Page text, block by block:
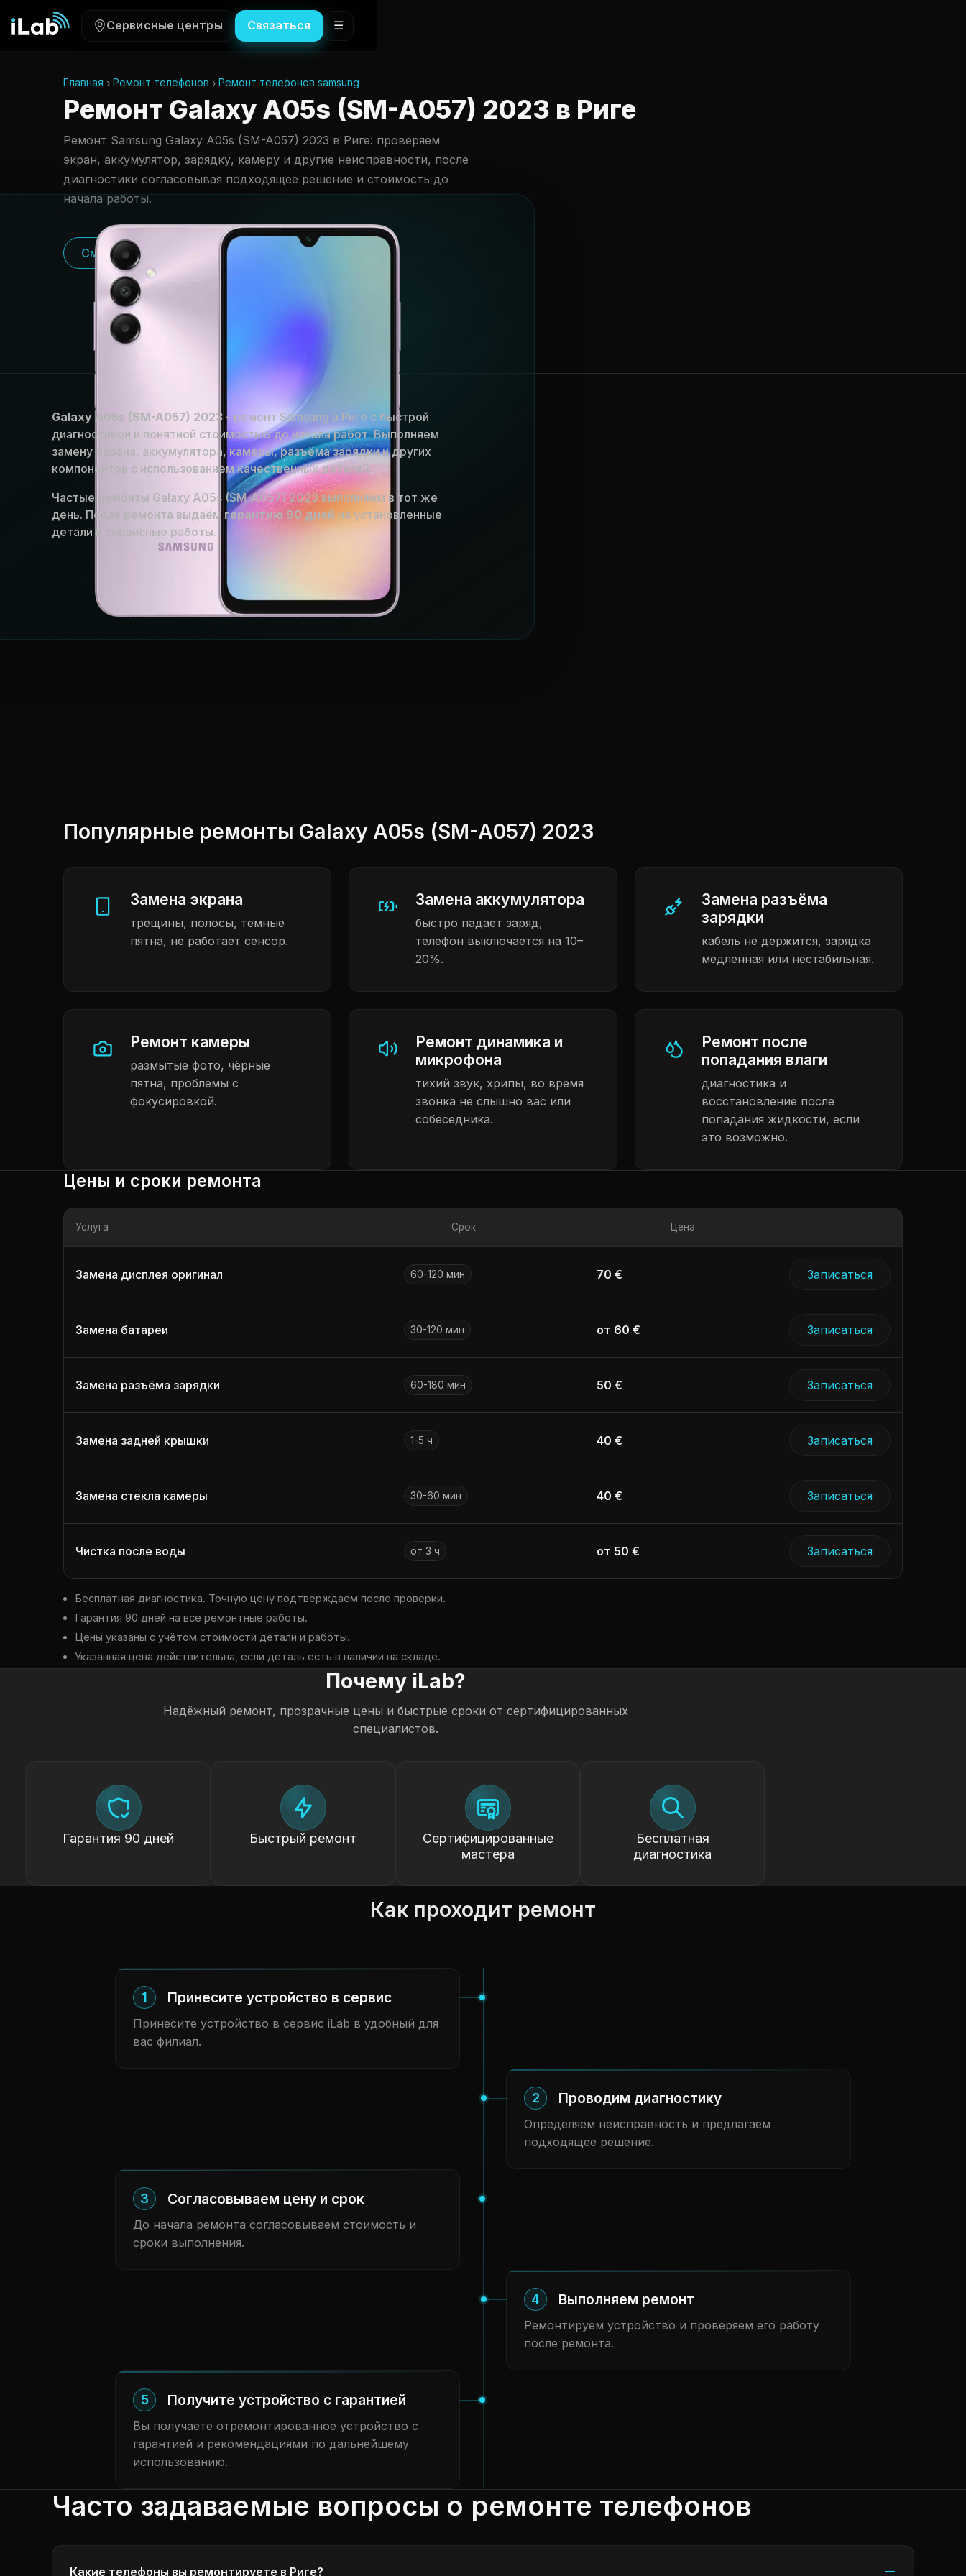
Сервисные центры Связаться ☰
Главная Ремонт телефонов Ремонт телефонов samsung
Ремонт Galaxy A05s (SM-A057) 2023 в Риге
Ремонт Samsung Galaxy A05s (SM-A057) 2023 в Риге: проверяем
экран, аккумулятор, зарядку, камеру и другие неисправности, после
диагностики согласовывая подходящее решение и стоимость до
начала работы.
Смотреть цены
Galaxy A05s (SM-A057) 2023 - ремонт Samsung в Риге с быстрой
диагностикой и понятной стоимостью до начала работ. Выполняем
замену экрана, аккумулятора, камеры, разъёма зарядки и других
компонентов с использованием качественных деталей.
Частые ремонты Galaxy A05s (SM-A057) 2023 выполняем в тот же
день. После ремонта выдаём гарантию 90 дней на установленные
детали и сервисные работы.
Популярные ремонты Galaxy A05s (SM-A057) 2023
Замена экрана
трещины, полосы, тёмные
пятна, не работает сенсор.
Замена аккумулятора
быстро падает заряд,
телефон выключается на 10–
20%.
Замена разъёма
зарядки
кабель не держится, зарядка
медленная или нестабильная.
Ремонт камеры
размытые фото, чёрные
пятна, проблемы с
фокусировкой.
Ремонт динамика и
микрофона
тихий звук, хрипы, во время
звонка не слышно вас или
собеседника.
Ремонт после
попадания влаги
диагностика и
восстановление после
попадания жидкости, если
это возможно.
Цены и сроки ремонта
Услуга Срок Цена
Замена дисплея оригинал 60-120 мин 70 € Записаться
Замена батареи 30-120 мин от 60 € Записаться
Замена разъёма зарядки 60-180 мин 50 € Записаться
Замена задней крышки 1-5 ч 40 € Записаться
Замена стекла камеры 30-60 мин 40 € Записаться
Чистка после воды от 3 ч от 50 € Записаться
Бесплатная диагностика. Точную цену подтверждаем после проверки.
Гарантия 90 дней на все ремонтные работы.
Цены указаны с учётом стоимости детали и работы.
Указанная цена действительна, если деталь есть в наличии на складе.
Почему iLab?
Надёжный ремонт, прозрачные цены и быстрые сроки от сертифицированных
специалистов.
Гарантия 90 дней Быстрый ремонт
Сертифицированные
мастера
Бесплатная
диагностика
Как проходит ремонт
1 Принесите устройство в сервис
Принесите устройство в сервис iLab в удобный для
вас филиал.
2 Проводим диагностику
Определяем неисправность и предлагаем
подходящее решение.
3 Согласовываем цену и срок
До начала ремонта согласовываем стоимость и
сроки выполнения.
4 Выполняем ремонт
Ремонтируем устройство и проверяем его работу
после ремонта.
5 Получите устройство с гарантией
Вы получаете отремонтированное устройство с
гарантией и рекомендациями по дальнейшему
использованию.
Часто задаваемые вопросы о ремонте телефонов
Какие телефоны вы ремонтируете в Риге?